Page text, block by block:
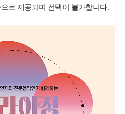
로 제공되며 선택이 불가합니다.